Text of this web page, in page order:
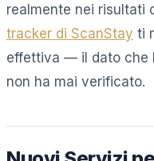
realmente nei risultati
tracker di ScanStay ti
effettiva — il dato che
non ha mai verificato.